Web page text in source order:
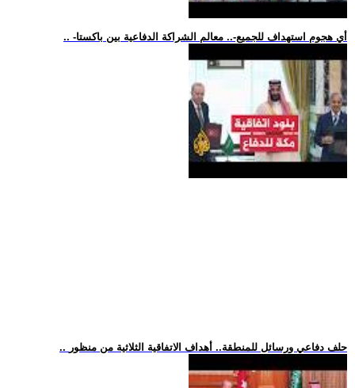
.. -أي هجوم استهداف للجميع-.. معالم الشراكة الدفاعية بين باكستا
.. حلف دفاعي ورسائل للمنطقة.. أهداف الاتفاقية الثلاثية من منظور